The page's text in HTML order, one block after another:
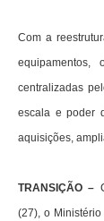
Com a
centralizadas
escala e poder
aquisições,
TRANSIÇÃO –
(27), o